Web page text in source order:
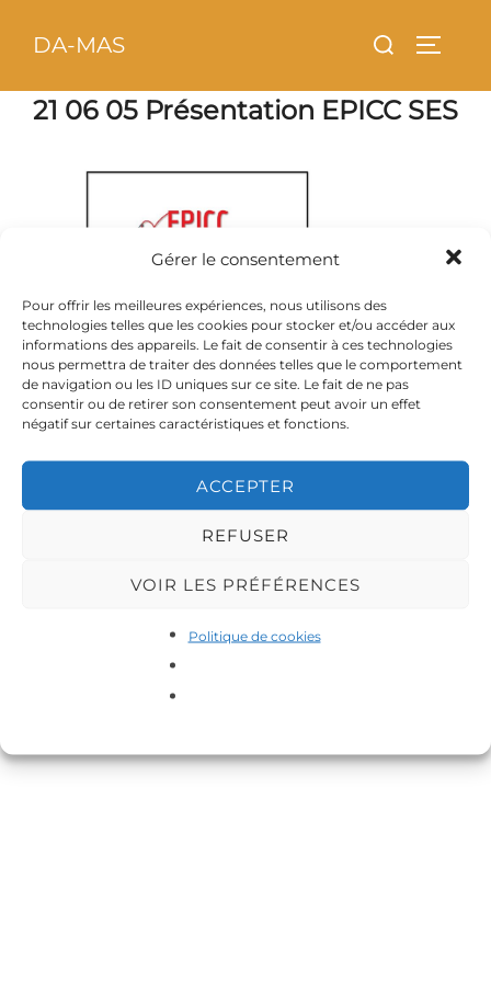
Gérer le consentement
Pour offrir les meilleures expériences, nous utilisons des
technologies telles que les cookies pour stocker et/ou accéder aux
informations des appareils. Le fait de consentir à ces technologies
nous permettra de traiter des données telles que le comportement
de navigation ou les ID uniques sur ce site. Le fait de ne pas
consentir ou de retirer son consentement peut avoir un effet
négatif sur certaines caractéristiques et fonctions.
ACCEPTER
REFUSER
VOIR LES PRÉFÉRENCES
Politique de cookies
DA-MAS Rechercher :
21 06 05 Présentation EPICC SES
Copyright © 2026 DA-MAS
Inspiro Theme parWPZOOM